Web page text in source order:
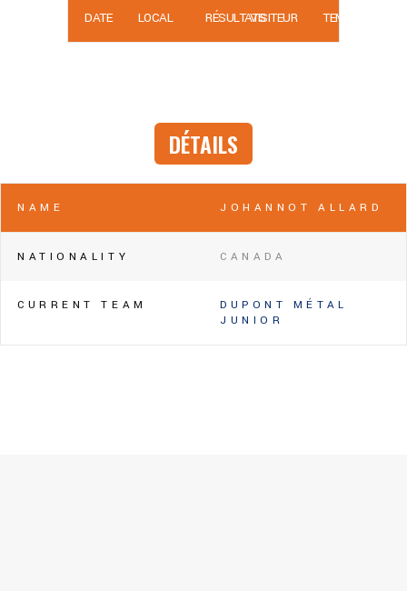
DATE LOCAL RÉSULTATSVISITEUR TEMPS
DÉTAILS
NAME JOHANNOT ALLARD
NATIONALITY CANADA
CURRENT TEAM
DUPONT MÉTAL
JUNIOR